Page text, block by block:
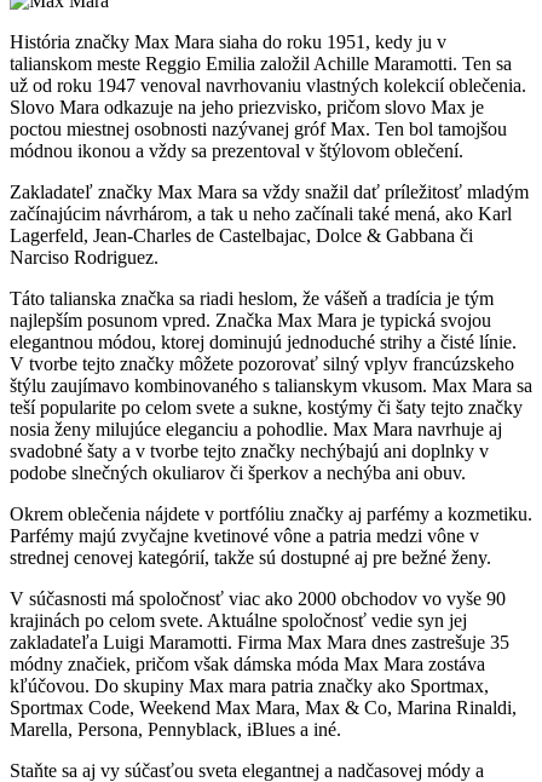
História značky Max Mara siaha do roku 1951, kedy ju v
talianskom meste Reggio Emilia založil Achille Maramotti. Ten sa
už od roku 1947 venoval navrhovaniu vlastných kolekcií oblečenia.
Slovo Mara odkazuje na jeho priezvisko, pričom slovo Max je
poctou miestnej osobnosti nazývanej gróf Max. Ten bol tamojšou
módnou ikonou a vždy sa prezentoval v štýlovom oblečení.
Zakladateľ značky Max Mara sa vždy snažil dať príležitosť mladým
začínajúcim návrhárom, a tak u neho začínali také mená, ako Karl
Lagerfeld, Jean-Charles de Castelbajac, Dolce & Gabbana či
Narciso Rodriguez.
Táto talianska značka sa riadi heslom, že vášeň a tradícia je tým
najlepším posunom vpred. Značka Max Mara je typická svojou
elegantnou módou, ktorej dominujú jednoduché strihy a čisté línie.
V tvorbe tejto značky môžete pozorovať silný vplyv francúzskeho
štýlu zaujímavo kombinovaného s talianskym vkusom. Max Mara sa
teší popularite po celom svete a sukne, kostýmy či šaty tejto značky
nosia ženy milujúce eleganciu a pohodlie. Max Mara navrhuje aj
svadobné šaty a v tvorbe tejto značky nechýbajú ani doplnky v
podobe slnečných okuliarov či šperkov a nechýba ani obuv.
Okrem oblečenia nájdete v portfóliu značky aj parfémy a kozmetiku.
Parfémy majú zvyčajne kvetinové vône a patria medzi vône v
strednej cenovej kategórií, takže sú dostupné aj pre bežné ženy.
V súčasnosti má spoločnosť viac ako 2000 obchodov vo vyše 90
krajinách po celom svete. Aktuálne spoločnosť vedie syn jej
zakladateľa Luigi Maramotti. Firma Max Mara dnes zastrešuje 35
módny značiek, pričom však dámska móda Max Mara zostáva
kľúčovou. Do skupiny Max mara patria značky ako Sportmax,
Sportmax Code, Weekend Max Mara, Max & Co, Marina Rinaldi,
Marella, Persona, Pennyblack, iBlues a iné.
Staňte sa aj vy súčasťou sveta elegantnej a nadčasovej módy a